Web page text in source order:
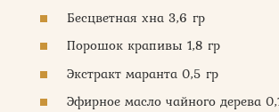
Бесцветная хна 3,6 гр
Порошок крапивы 1,8 гр
Экстракт маранта 0,5 гр
Эфирное масло чайного дерева